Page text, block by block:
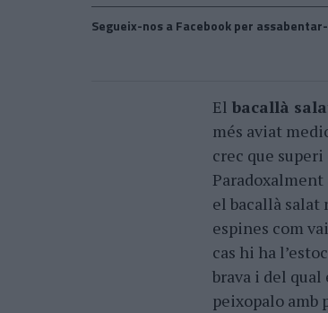
Segueix-nos a Facebook per
El bacallà
més aviat
crec que
Paradoxalment
el bacallà salat
espines com
cas hi ha
brava i del qual
peixopalo amb